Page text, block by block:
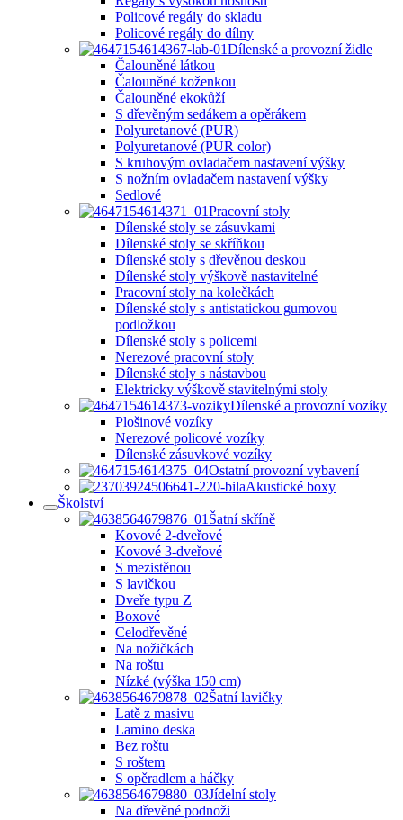
Policové regály do skladu
Policové regály do dílny
Dílenské a provozní židle
Čalouněné látkou
Čalouněné koženkou
Čalouněné ekokůží
S dřevěným sedákem a opěrákem
Polyuretanové (PUR)
Polyuretanové (PUR color)
S kruhovým ovladačem nastavení výšky
S nožním ovladačem nastavení výšky
Sedlové
Pracovní stoly
Dílenské stoly se zásuvkami
Dílenské stoly se skříňkou
Dílenské stoly s dřevěnou deskou
Dílenské stoly výškově nastavitelné
Pracovní stoly na kolečkách
Dílenské stoly s antistatickou gumovou
podložkou
Dílenské stoly s policemi
Nerezové pracovní stoly
Dílenské stoly s nástavbou
Elektricky výškově stavitelnými stoly
Dílenské a provozní vozíky
Plošinové vozíky
Nerezové policové vozíky
Dílenské zásuvkové vozíky
Ostatní provozní vybavení
Akustické boxy
Školství
Šatní skříně
Kovové 2-dveřové
Kovové 3-dveřové
S mezistěnou
S lavičkou
Dveře typu Z
Boxové
Celodřevěné
Na nožičkách
Na roštu
Nízké (výška 150 cm)
Šatní lavičky
Latě z masivu
Lamino deska
Bez roštu
S roštem
S opěradlem a háčky
Jídelní stoly
Na dřevěné podnoži